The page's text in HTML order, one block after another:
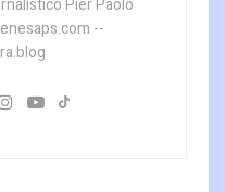
Pier Paolo
--